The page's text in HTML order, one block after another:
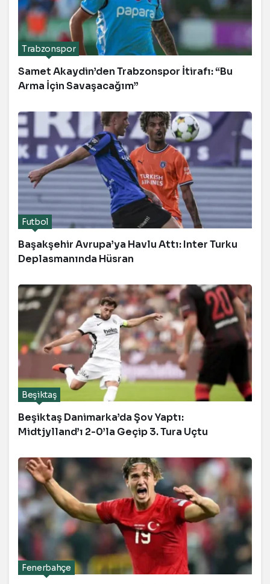
Trabzonspor
Samet Akaydin’den Trabzonspor İtirafı: “Bu
Arma İçin Savaşacağım”
Futbol
Başakşehir Avrupa’ya Havlu Attı: Inter Turku
Deplasmanında Hüsran
Beşiktaş
Beşiktaş Danimarka’da Şov Yaptı:
Midtjylland’ı 2-0’la Geçip 3. Tura Uçtu
Fenerbahçe